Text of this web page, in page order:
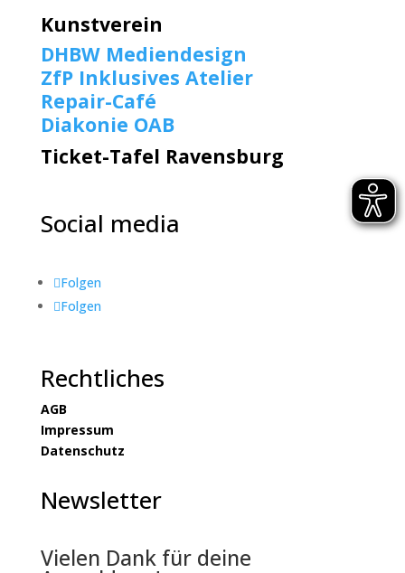
Kunstverein
DHBW Mediendesign
ZfP Inklusives Atelier
Repair-Café
Diakonie OAB
Ticket-Tafel Ravensburg
Social media
Folgen
Folgen
Rechtliches
AGB
Impressum
Datenschutz
Newsletter
Vielen Dank für deine